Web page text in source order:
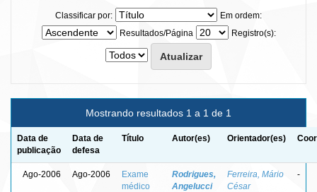
Classificar por:
Em ordem:
Resultados/Página
Registro(s):
Mostrando resultados 1 a 1 de 1
Data de
publicação
Data de
defesa
Título Autor(es) Orientador(es)
Ago-2006 Ago-2006
Exame
médico
Rodrigues,
Angelucci
Ferreira, Mário
César
-